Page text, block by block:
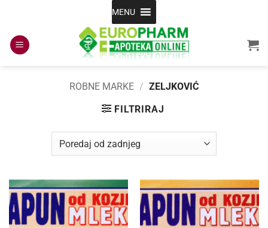
content
MENU
ROBNE MARKE / ZELJKOVIĆ
FILTRIRAJ